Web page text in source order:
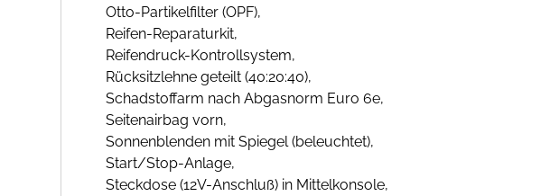
Otto-Partikelfilter (OPF),
Reifen-Reparaturkit,
Reifendruck-Kontrollsystem,
Rücksitzlehne geteilt (40:20:40),
Schadstoffarm nach Abgasnorm Euro 6e,
Seitenairbag vorn,
Sonnenblenden mit Spiegel (beleuchtet),
Start/Stop-Anlage,
Steckdose (12V-Anschluß) in Mittelkonsole,